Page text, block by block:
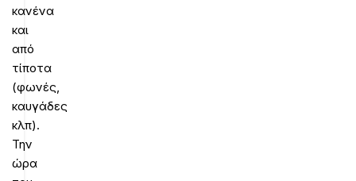
κανένα
και
από
τίποτα
(φωνές,
καυγάδες
κλπ).
Την
ώρα